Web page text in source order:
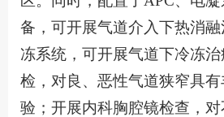
备，可开展气道介入下热消
冻系统，可开展气道下冷冻
检，对良、恶性气道狭窄具
验；开展内科胸腔镜检查，